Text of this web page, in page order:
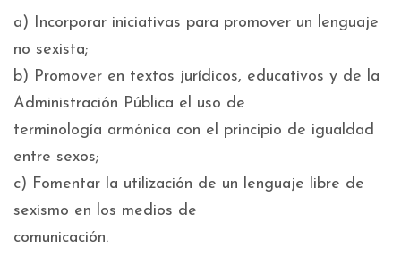
a) Incorporar iniciativas para promover un lenguaje
no sexista;
b) Promover en textos jurídicos, educativos y de la
Administración Pública el uso de
terminología armónica con el principio de igualdad
entre sexos;
c) Fomentar la utilización de un lenguaje libre de
sexismo en los medios de
comunicación.